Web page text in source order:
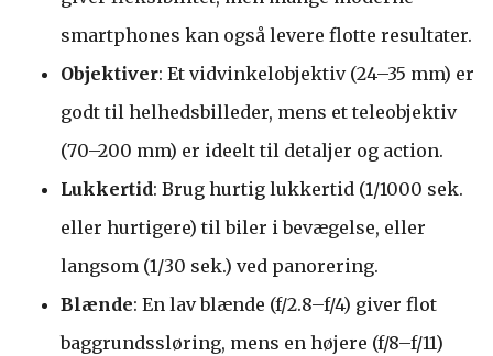
smartphones kan også levere flotte resultater.
Objektiver: Et vidvinkelobjektiv (24–35 mm) er
godt til helhedsbilleder, mens et teleobjektiv
(70–200 mm) er ideelt til detaljer og action.
Lukkertid: Brug hurtig lukkertid (1/1000 sek.
eller hurtigere) til biler i bevægelse, eller
langsom (1/30 sek.) ved panorering.
Blænde: En lav blænde (f/2.8–f/4) giver flot
baggrundssløring, mens en højere (f/8–f/11)